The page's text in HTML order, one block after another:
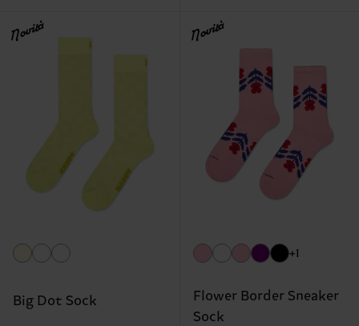
Novità
Big Dot Sock
Novità
+1
Flower Border Sneaker
Sock